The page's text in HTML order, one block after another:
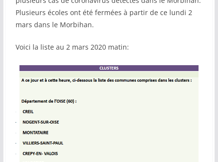
Groupes
Forum
Réseaux sociaux
Boutique
Humour
Contact
Plusieurs écoles ont été fermées à partir de ce lundi 2
mars dans le Morbihan.
Voici la liste au 2 mars 2020 matin: